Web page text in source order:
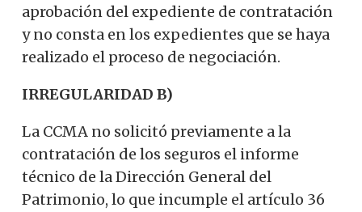
aprobación del expediente de contratación
y no consta en los expedientes que se haya
realizado el proceso de negociación.
IRREGULARIDAD B)
La CCMA no solicitó previamente a la
contratación de los seguros el informe
técnico de la Dirección General del
Patrimonio, lo que incumple el artículo 36